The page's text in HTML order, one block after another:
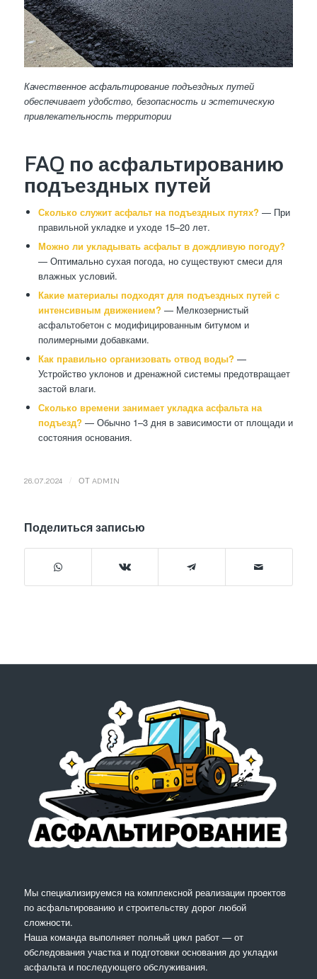
Качественное асфальтирование подъездных путей
обеспечивает удобство, безопасность и эстетическую
привлекательность территории
FAQ по асфальтированию
подъездных путей
Сколько служит асфальт на подъездных путях? — При
правильной укладке и уходе 15–20 лет.
Можно ли укладывать асфальт в дождливую погоду?
— Оптимально сухая погода, но существуют смеси для
влажных условий.
Какие материалы подходят для подъездных путей с
интенсивным движением? — Мелкозернистый
асфальтобетон с модифицированным битумом и
полимерными добавками.
Как правильно организовать отвод воды? —
Устройство уклонов и дренажной системы предотвращает
застой влаги.
Сколько времени занимает укладка асфальта на
подъезд? — Обычно 1–3 дня в зависимости от площади и
состояния основания.
26.07.2024 ОТ ADMIN
Поделиться записью
Мы специализируемся на комплексной реализации проектов
по асфальтированию и строительству дорог любой
сложности.
Наша команда выполняет полный цикл работ — от
обследования участка и подготовки основания до укладки
асфальта и последующего обслуживания.